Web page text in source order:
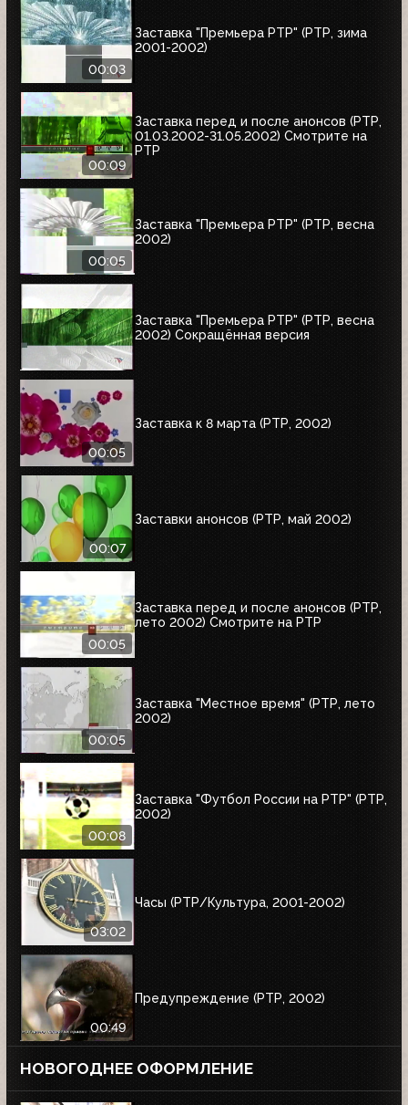
00:03
Заставка "Премьера РТР" (РТР, зима
2001-2002)
00:09
Заставка перед и после анонсов (РТР,
01.03.2002-31.05.2002) Смотрите на
РТР
00:05
Заставка "Премьера РТР" (РТР, весна
2002)
Заставка "Премьера РТР" (РТР, весна
2002) Сокращённая версия
00:05
Заставка к 8 марта (РТР, 2002)
00:07
Заставки анонсов (РТР, май 2002)
00:05
Заставка перед и после анонсов (РТР,
лето 2002) Смотрите на РТР
00:05
Заставка "Местное время" (РТР, лето
2002)
00:08
Заставка "Футбол России на РТР" (РТР,
2002)
03:02
Часы (РТР/Культура, 2001-2002)
00:49
Предупреждение (РТР, 2002)
НОВОГОДНЕЕ ОФОРМЛЕНИЕ